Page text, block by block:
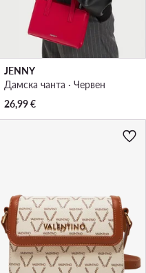
JENNY
Дамска чанта · Червен
26,99€